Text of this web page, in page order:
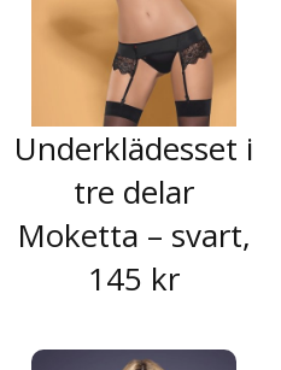
Underklädesset i
tre delar
Moketta – svart,
145 kr